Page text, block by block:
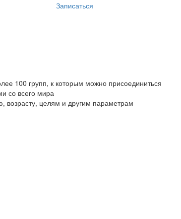
Записаться
100 групп, к которым можно присоединиться
со всего мира
возрасту, целям и другим параметрам